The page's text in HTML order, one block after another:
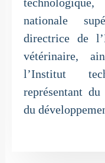
nationale
directrice de
vétérinaire,
l’Institut
représentant
du